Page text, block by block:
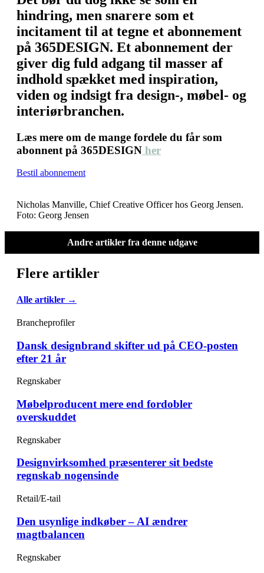
hindring, men snarere som et
incitament til at tegne et abonnement
på 365DESIGN. Et abonnement der
giver dig fuld adgang til masser af
indhold spækket med inspiration,
viden og indsigt fra design-, møbel- og
interiørbranchen.
Læs mere om de mange fordele du får som
abonnent på 365DESIGN her
Bestil abonnement
Nicholas Manville, Chief Creative Officer hos Georg Jensen.
Foto: Georg Jensen
Andre artikler fra denne udgave
Flere artikler
Alle artikler →
Brancheprofiler
Dansk designbrand skifter ud på CEO-posten
efter 21 år
Regnskaber
Møbelproducent mere end fordobler
overskuddet
Regnskaber
Designvirksomhed præsenterer sit bedste
regnskab nogensinde
Retail/E-tail
Den usynlige indkøber – AI ændrer
magtbalancen
Regnskaber